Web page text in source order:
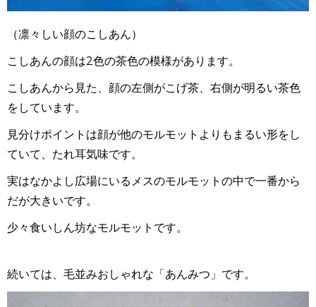
（凛々しい顔のこしあん）
こしあんの顔は2色の茶色の模様があります。
こしあんから見た、顔の左側がこげ茶、右側が明るい茶色
をしています。
見分けポイントは顔が他のモルモットよりもまるい形をし
ていて、たれ耳気味です。
実はなかよし広場にいるメスのモルモットの中で一番から
だが大きいです。
少々食いしん坊なモルモットです。
続いては、毛並みおしゃれな「あんみつ」です。